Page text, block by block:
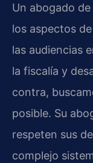
Un abogado
los aspectos
las audiencias
la fiscalía y
contra,
posible. Su
respeten sus
complejo